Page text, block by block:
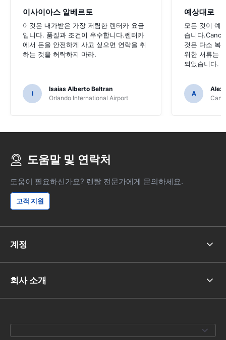
이사이아스 알베르토
이것은 내가받은 가장 저렴한 렌터카 요금
입니다. 품질과 조건이 우수합니다.렌터카
에서 돈을 안전하게 사고 싶으면 연락을 취
하는 것을 허락하지 마라.
I
Isaias Alberto Beltran
Orlando International Airport
예상대로
모든 것이 예
습니다
것은 다소 복
위한 서류는
되었습니다.
A
Alex
도움말 및 연락처
도움이 필요하신가요? 렌탈 전문가에게 문의하세요.
고객 지원
계정
회사 소개